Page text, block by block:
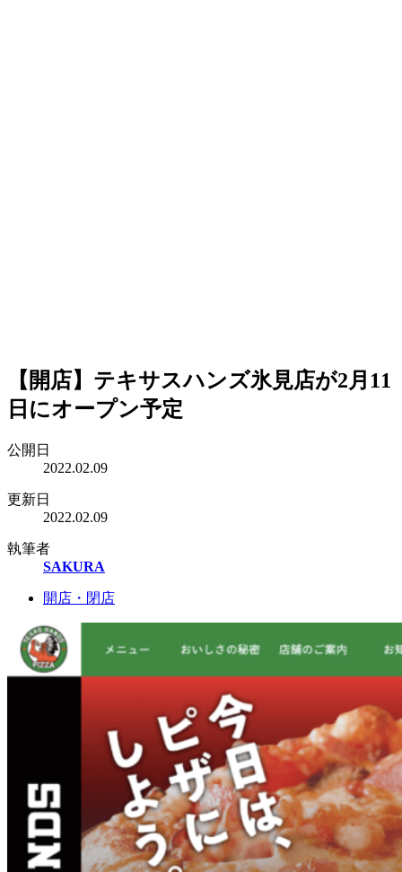
【開店】テキサスハンズ氷見店が2月11
日にオープン予定
公開日
2022.02.09
更新日
2022.02.09
執筆者
SAKURA
開店・閉店